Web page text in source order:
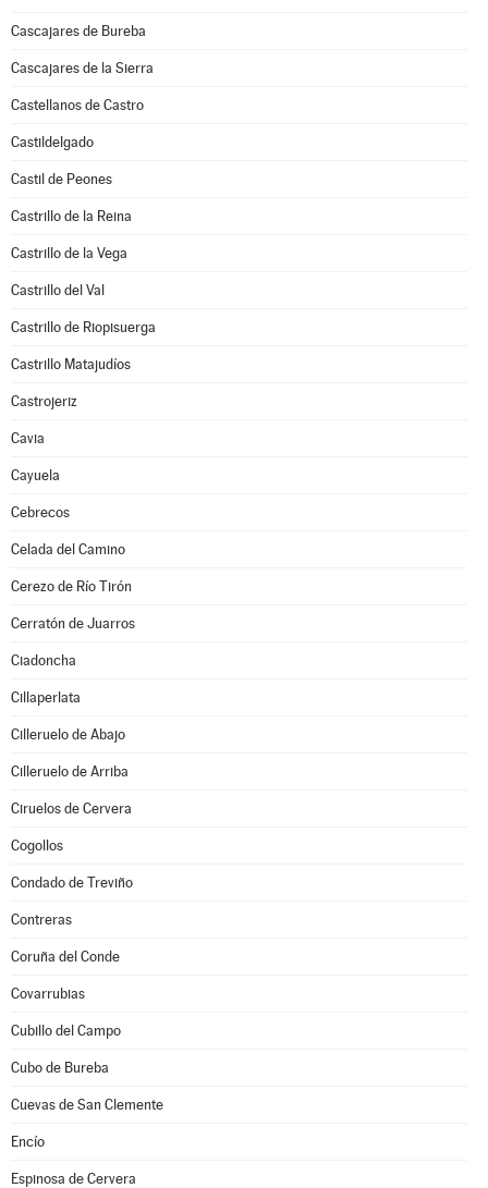
Cascajares de Bureba
Cascajares de la Sierra
Castellanos de Castro
Castildelgado
Castil de Peones
Castrillo de la Reina
Castrillo de la Vega
Castrillo del Val
Castrillo de Riopisuerga
Castrillo Matajudíos
Castrojeriz
Cavia
Cayuela
Cebrecos
Celada del Camino
Cerezo de Río Tirón
Cerratón de Juarros
Ciadoncha
Cillaperlata
Cilleruelo de Abajo
Cilleruelo de Arriba
Ciruelos de Cervera
Cogollos
Condado de Treviño
Contreras
Coruña del Conde
Covarrubias
Cubillo del Campo
Cubo de Bureba
Cuevas de San Clemente
Encío
Espinosa de Cervera